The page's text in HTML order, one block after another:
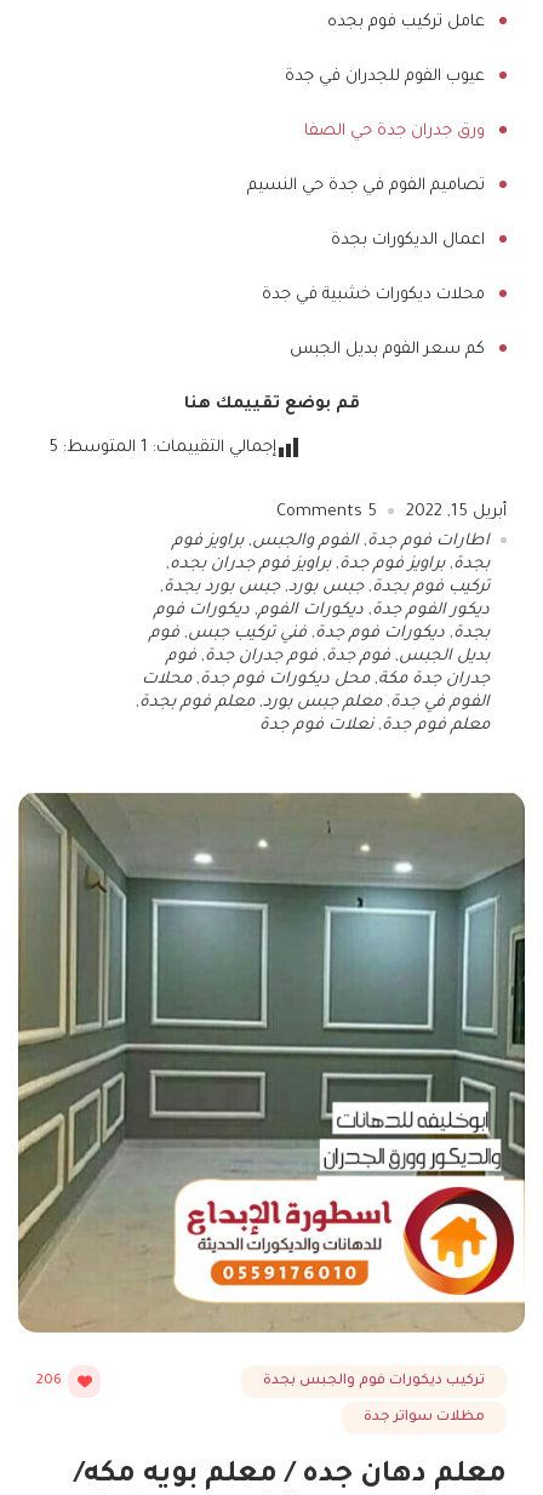
عامل تركيب فوم بجده
عيوب الفوم للجدران في جدة
ورق جدران جدة حي الصفا
تصاميم الفوم في جدة حي النسيم
اعمال الديكورات بجدة
محلات ديكورات خشبية في جدة
كم سعر الفوم بديل الجبس
قم بوضع تقييمك هنا
إجمالي التقييمات: 1 المتوسط: 5
أبريل 15, 2022 5
اطارات فوم جدة,الفوم والجبس,براويز فوم
بجدة,براويز فوم جدة,براويز فوم جدران بجده,
تركيب فوم بجدة,جبس بورد,جبس بورد بجدة,
ديكور الفوم جدة, ديكورات الفوم, ديكورات فوم
بجدة, ديكورات فوم جدة, فني تركيب جبس, فوم
بديل الجبس, فوم جدة, فوم جدران جدة, فوم
جدران جدة مكة,محل ديكورات فوم جدة,محلات
الفوم في جدة,معلم جبس بورد,معلم فوم بجدة,
معلم فوم جدة,نعلات فوم جدة
تركيب ديكورات فوم والجبس بجدة
مظلات سواتر جدة
206
معلم دهان جده / معلم بويه مكه/